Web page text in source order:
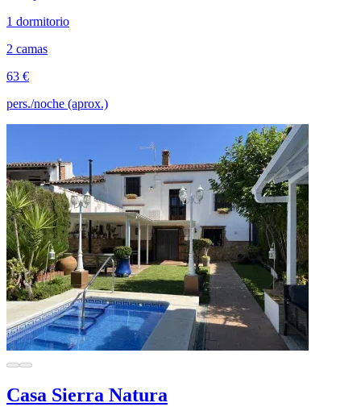
1 dormitorio
2 camas
63 €
pers./noche (aprox.)
Casa Sierra Natura